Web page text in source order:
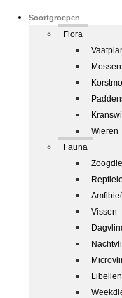
Soortgroepen
Flora
Mossen
Wieren
Fauna
Vissen
Libellen